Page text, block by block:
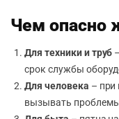
Чем опасно
Для техники и труб
срок службы
Для человека – при
вызывать